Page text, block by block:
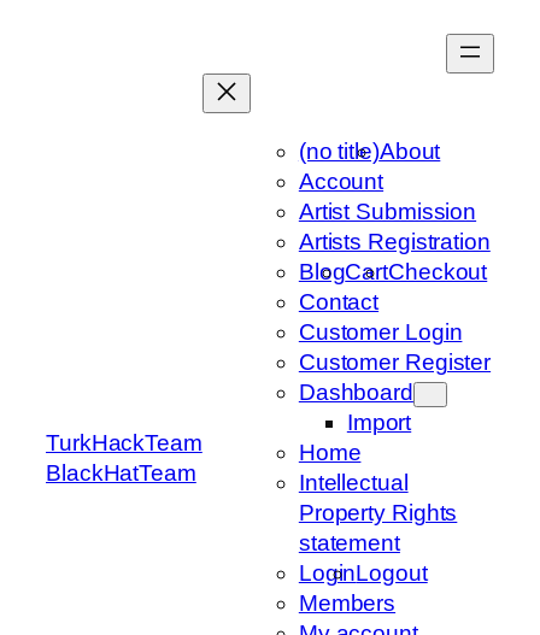
TurkHackTeam
BlackHatTeam
(no title)About
Account
Artist Submission
Artists Registration
BlogCartCheckout
Contact
Customer Login
Customer Register
Dashboard
Import
Home
Intellectual
Property Rights
statement
LoginLogout
Members